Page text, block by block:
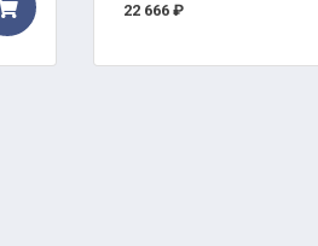
22 666 ₽